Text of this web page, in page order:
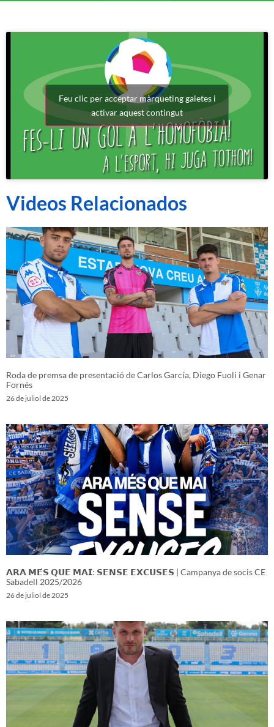
Feu clic per acceptar màrqueting galetes i
activar aquest contingut
Videos Relacionados
Roda de premsa de presentació de Carlos García, Diego Fuoli i Genar
Fornés
26 de juliol de 2025
𝗔𝗥𝗔 𝗠𝗘́𝗦 𝗤𝗨𝗘 𝗠𝗔𝗜: 𝗦𝗘𝗡𝗦𝗘 𝗘𝗫𝗖𝗨𝗦𝗘𝗦 | Campanya de socis CE
Sabadell 2025/2026
26 de juliol de 2025